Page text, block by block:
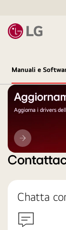
Manuali e
Aggiorna i drivers
Aggiornamento
LG
Chatta